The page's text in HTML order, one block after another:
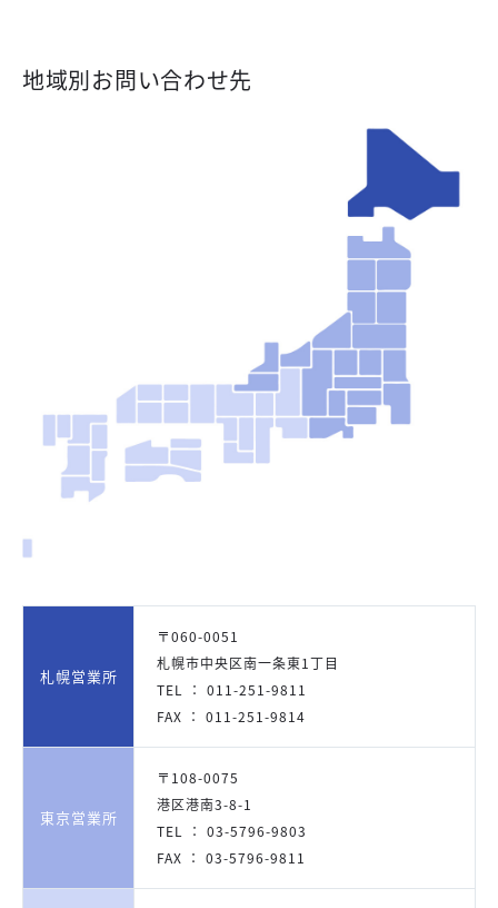
地域別お問い合わせ先
札幌営業所
〒060-0051
札幌市中央区南一条東1丁目
TEL ： 011-251-9811
FAX ： 011-251-9814
東京営業所
〒108-0075
港区港南3-8-1
TEL ： 03-5796-9803
FAX ： 03-5796-9811